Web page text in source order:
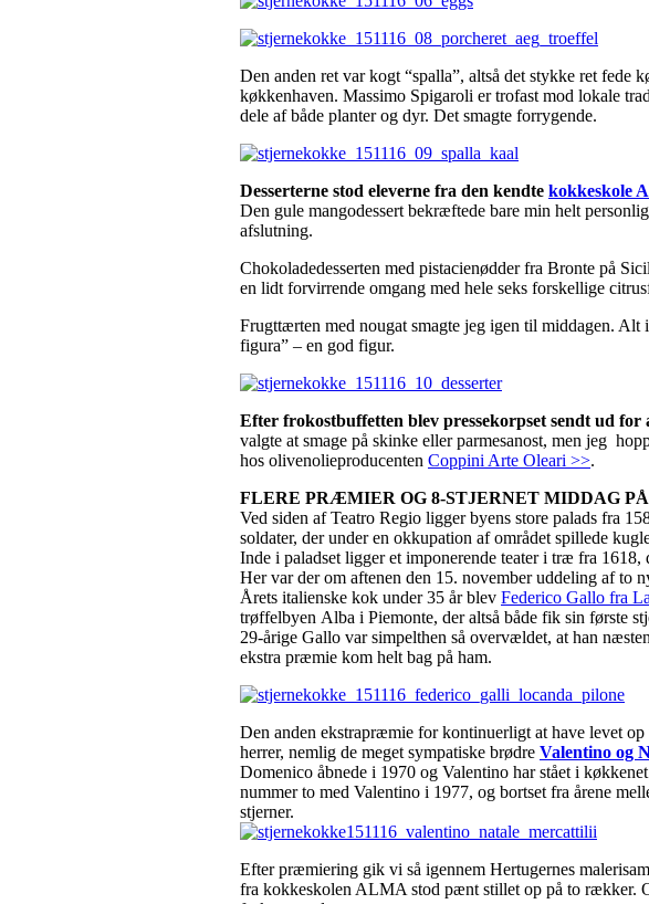
Den anden ret var kogt “spalla”, altså det stykke ret fede
køkkenhaven. Massimo Spigaroli er trofast mod lokale
dele af både planter og dyr. Det smagte forrygende.
Desserterne stod eleverne fra den kendte kokkeskole
Den gule mangodessert bekræftede bare min helt
afslutning.
Chokoladedesserten med pistacienødder fra Bronte på
en lidt forvirrende omgang med hele seks forskellige
Frugttærten med nougat smagte jeg igen til middagen. Alt
figura” – en god figur.
Efter frokostbuffetten blev pressekorpset sendt ud for
valgte at smage på skinke eller parmesanost, men jeg
hos olivenolieproducenten Coppini Arte Oleari >>.
FLERE PRÆMIER OG 8-STJERNET MIDDAG
Ved siden af Teatro Regio ligger byens store palads fra
soldater, der under en okkupation af området spillede
Inde i paladset ligger et imponerende teater i træ fra 1618,
Her var der om aftenen den 15. november uddeling af to
Årets italienske kok under 35 år blev Federico Gallo fra
trøffelbyen Alba i Piemonte, der altså både fik sin første
29-årige Gallo var simpelthen så overvældet, at han
ekstra præmie kom helt bag på ham.
Den anden ekstrapræmie for kontinuerligt at have levet
herrer, nemlig de meget sympatiske brødre Valentino og
Domenico åbnede i 1970 og Valentino har stået i
nummer to med Valentino i 1977, og bortset fra årene
stjerner.
Efter præmiering gik vi så igennem Hertugernes
fra kokkeskolen ALMA stod pænt stillet op på to rækker.